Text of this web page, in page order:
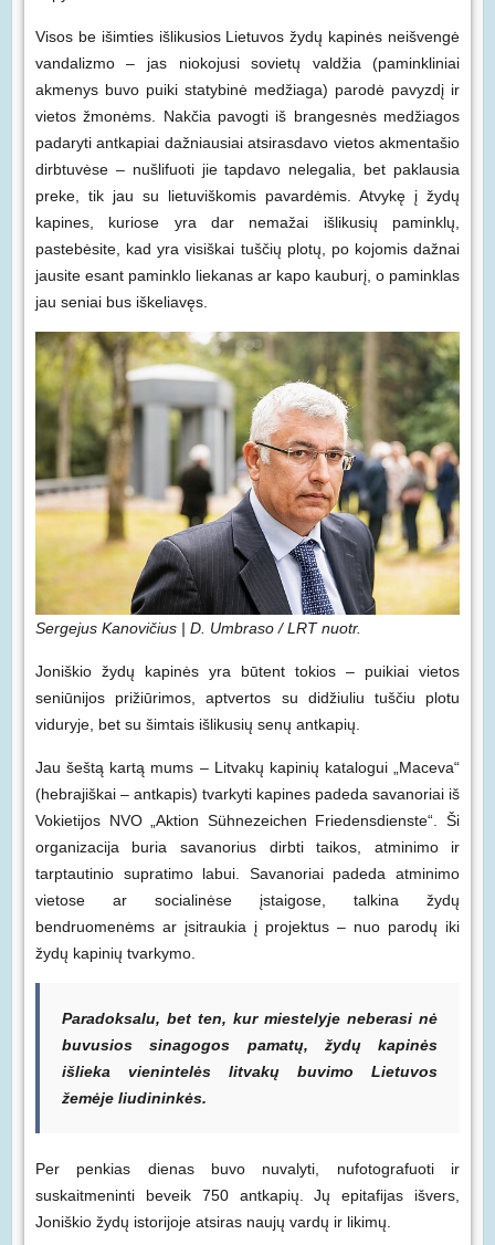
Visos be išimties išlikusios Lietuvos žydų kapinės neišvengė
vandalizmo – jas niokojusi sovietų valdžia (paminkliniai
akmenys buvo puiki statybinė medžiaga) parodė pavyzdį ir
vietos žmonėms. Nakčia pavogti iš brangesnės medžiagos
padaryti antkapiai dažniausiai atsirasdavo vietos akmentašio
dirbtuvėse – nušlifuoti jie tapdavo nelegalia, bet paklausia
preke, tik jau su lietuviškomis pavardėmis. Atvykę į žydų
kapines, kuriose yra dar nemažai išlikusių paminklų,
pastebėsite, kad yra visiškai tuščių plotų, po kojomis dažnai
jausite esant paminklo liekanas ar kapo kauburį, o paminklas
jau seniai bus iškeliavęs.
Sergejus Kanovičius | D. Umbraso / LRT nuotr.
Joniškio žydų kapinės yra būtent tokios – puikiai vietos
seniūnijos prižiūrimos, aptvertos su didžiuliu tuščiu plotu
viduryje, bet su šimtais išlikusių senų antkapių.
Jau šeštą kartą mums – Litvakų kapinių katalogui „Maceva“
(hebrajiškai – antkapis) tvarkyti kapines padeda savanoriai iš
Vokietijos NVO „Aktion Sühnezeichen Friedensdienste“. Ši
organizacija buria savanorius dirbti taikos, atminimo ir
tarptautinio supratimo labui. Savanoriai padeda atminimo
vietose ar socialinėse įstaigose, talkina žydų
bendruomenėms ar įsitraukia į projektus – nuo parodų iki
žydų kapinių tvarkymo.
Paradoksalu, bet ten, kur miestelyje neberasi nė
buvusios sinagogos pamatų, žydų kapinės
išlieka vienintelės litvakų buvimo Lietuvos
žemėje liudininkės.
Per penkias dienas buvo nuvalyti, nufotografuoti ir
suskaitmeninti beveik 750 antkapių. Jų epitafijas išvers,
Joniškio žydų istorijoje atsiras naujų vardų ir likimų.